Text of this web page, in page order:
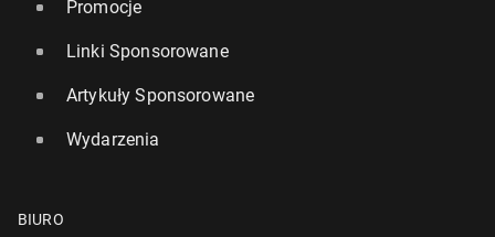
Promocje
Linki Sponsorowane
Artykuły Sponsorowane
Wydarzenia
BIURO